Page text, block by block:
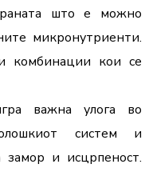
што е можно
микронутриенти.
комбинации кои се
важна улога во
систем и
замор и исцрпеност.